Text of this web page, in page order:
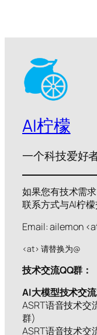
AI柠檬
一个科技爱好
如果您有技术需
联系方式与AI柠
Email: ailemon
<at> 请替换为@
技术交流QQ群：
AI大模型技术交
ASRT语音技术交
群)
ASRT语音技术交